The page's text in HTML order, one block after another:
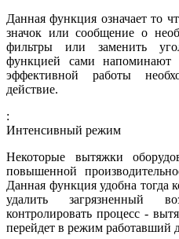
Данная функция означает то
значок или сообщение о
фильтры или заменить
функцией сами напоминают
эффективной работы
действие.
:
Интенсивный режим
Некоторые вытяжки
повышенной
Данная функция удобна тогда
удалить загрязненный
контролировать процесс -
перейдет в режим работавший